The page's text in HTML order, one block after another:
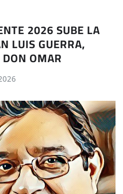
2026 SUBE LA
LUIS GUERRA,
OMAR